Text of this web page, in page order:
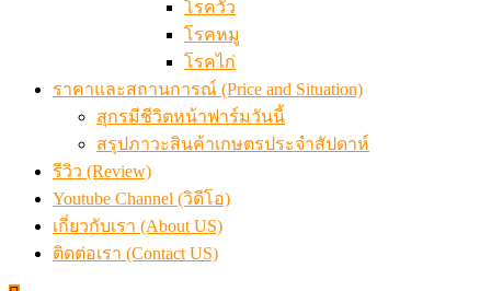
โรควัว
โรคหมู
โรคไก่
ราคาและสถานการณ์ (Price and Situation)
สุกรมีชีวิตหน้าฟาร์มวันนี้
สรุปภาวะสินค้าเกษตรประจำสัปดาห์
รีวิว (Review)
Youtube Channel (วิดีโอ)
เกี่ยวกับเรา (About US)
ติดต่อเรา (Contact US)